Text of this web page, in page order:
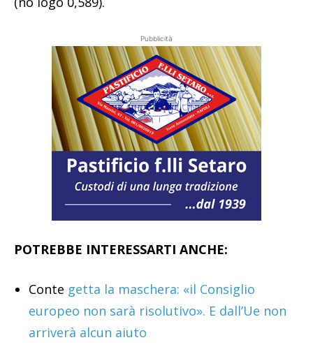
Pubblicità
POTREBBE INTERESSARTI ANCHE:
Conte getta la maschera: «il Consiglio
europeo non sarà risolutivo». E dall’Ue non
arriverà alcun aiuto